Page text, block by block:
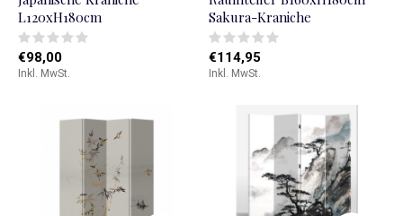
L120xH180cm
€98,00
Inkl. MwSt.
Sakura-Kraniche
€114,95
Inkl. MwSt.